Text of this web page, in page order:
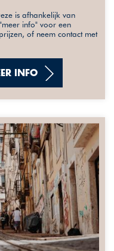
is afhankelijk van
info" voor een
of neem contact met
INFO